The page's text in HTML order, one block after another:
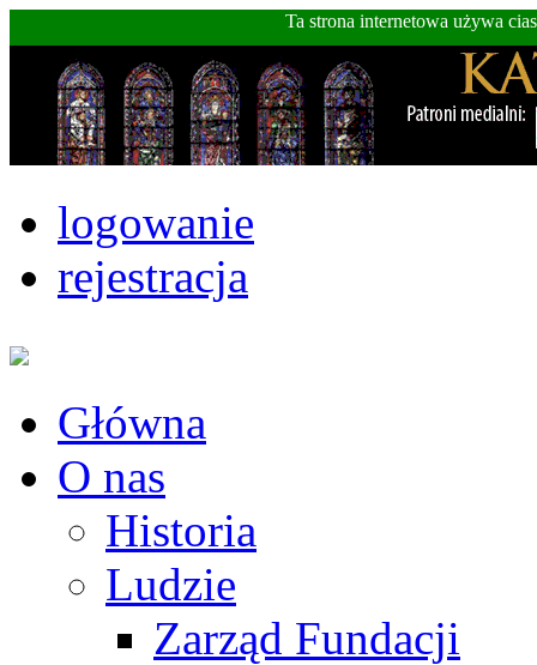
Ta strona internetowa używa
logowanie
rejestracja
Główna
O nas
Historia
Ludzie
Zarząd Fundacji